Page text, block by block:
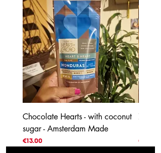
Chocolate Hearts - with coconut
sugar - Amsterdam Made
Price
€13.00
70%
Price
€4.00